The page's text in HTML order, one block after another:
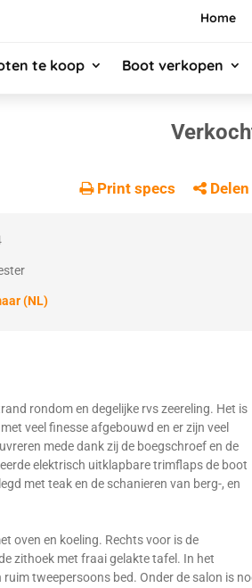
Home
te koop Boot verkopen
Print specs Delen
(NL)
rondom en degelijke rvs zeereling. Het is
veel finesse afgebouwd en er zijn veel
mede dank zij de boegschroef en de
elektrisch uitklapbare trimflaps de boot
met teak en de schanieren van berg-, en
oven en koeling. Rechts voor is de
zithoek met fraai gelakte tafel. In het
tweepersoons bed. Onder de salon is